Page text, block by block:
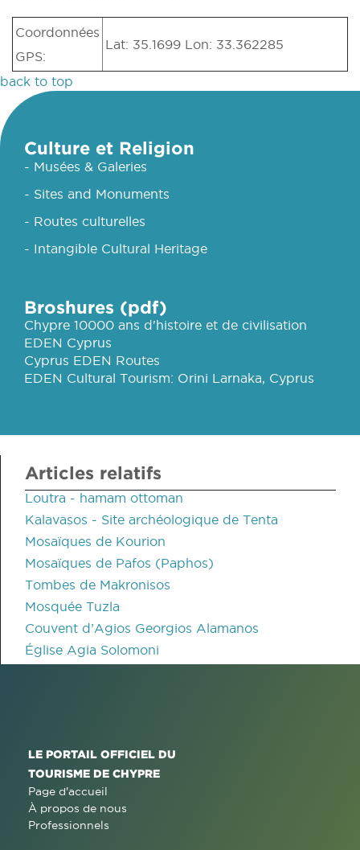
Coordonnées
GPS:
Lat: 35.1699 Lon: 33.362285
back to top
Culture et Religion
- Musées & Galeries
- Sites and Monuments
- Routes culturelles
- Intangible Cultural Heritage
Broshures (pdf)
Chypre 10000 ans d'histoire et de civilisation
EDEN Cyprus
Cyprus EDEN Routes
EDEN Cultural Tourism: Orini Larnaka, Cyprus
Articles relatifs
Loutra - hamam ottoman
Kalavasos - Site archéologique de Tenta
Mosaïques de Kourion
Mosaïques de Pafos (Paphos)
Tombes de Makronisos
Mosquée Tuzla
Couvent d’Agios Georgios Alamanos
Église Agia Solomoni
LE PORTAIL OFFICIEL DU
TOURISME DE CHYPRE
Page d'accueil
À propos de nous
Professionnels